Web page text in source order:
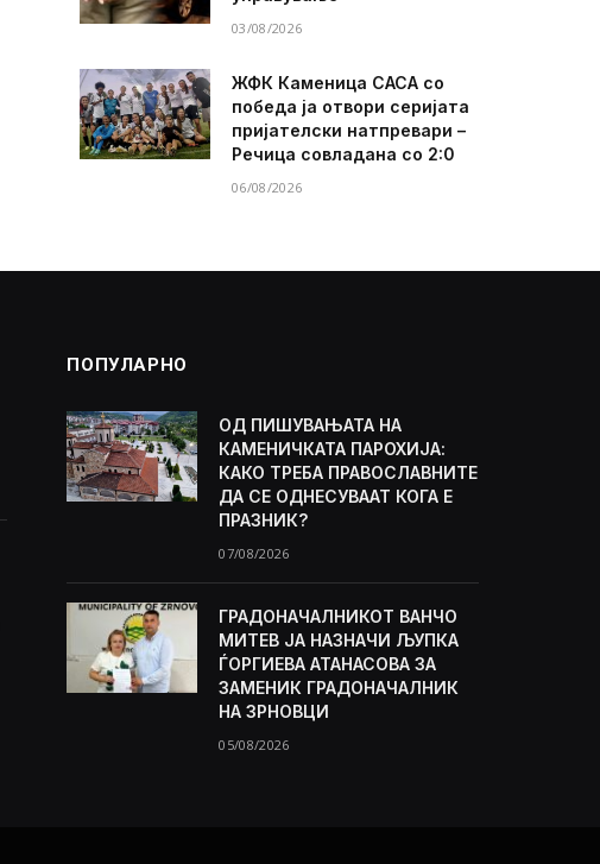
03/08/2026
ЖФК Каменица САСА со
победа ја отвори серијата
пријателски натпревари –
Речица совладана со 2:0
06/08/2026
ПОПУЛАРНО
ОД ПИШУВАЊАТА НА
КАМЕНИЧКАТА ПАРОХИЈА:
КАКО ТРЕБА ПРАВОСЛАВНИТЕ
ДА СЕ ОДНЕСУВААТ КОГА Е
ПРАЗНИК?
07/08/2026
ГРАДОНАЧАЛНИКОТ ВАНЧО
МИТЕВ ЈА НАЗНАЧИ ЉУПКА
ЃОРГИЕВА АТАНАСОВА ЗА
ЗАМЕНИК ГРАДОНАЧАЛНИК
НА ЗРНОВЦИ
05/08/2026